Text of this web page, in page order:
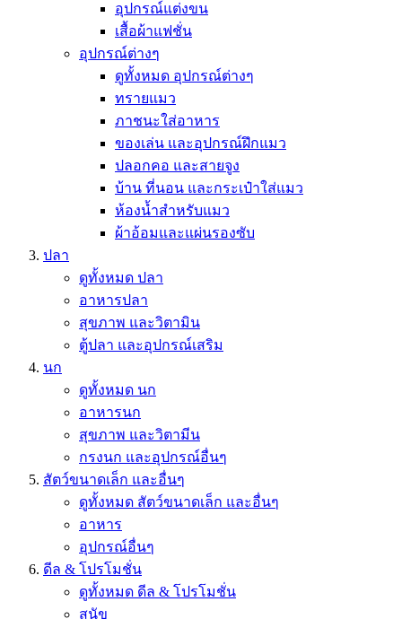
อุปกรณ์แต่งขน
เสื้อผ้าแฟชั่น
อุปกรณ์ต่างๆ
ดูทั้งหมด อุปกรณ์ต่างๆ
ทรายแมว
ภาชนะใส่อาหาร
ของเล่น และอุปกรณ์ฝึกแมว
ปลอกคอ และสายจูง
บ้าน ที่นอน และกระเป๋าใส่แมว
ห้องน้ำสำหรับแมว
ผ้าอ้อมและแผ่นรองซับ
ปลา
ดูทั้งหมด ปลา
อาหารปลา
สุขภาพ และวิตามิน
ตู้ปลา และอุปกรณ์เสริม
นก
ดูทั้งหมด นก
อาหารนก
สุขภาพ และวิตามีน
กรงนก และอุปกรณ์อื่นๆ
สัตว์ขนาดเล็ก และอื่นๆ
ดูทั้งหมด สัตว์ขนาดเล็ก และอื่นๆ
อาหาร
อุปกรณ์อื่นๆ
ดีล & โปรโมชั่น
ดูทั้งหมด ดีล & โปรโมชั่น
สุนัข